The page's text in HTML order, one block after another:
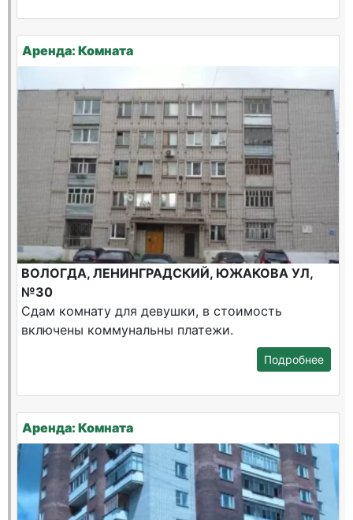
Аренда: Комната
ВОЛОГДА, ЛЕНИНГРАДСКИЙ, ЮЖАКОВА УЛ,
№30
Сдам комнату для девушки, в стоимость
включены коммунальны платежи.
Подробнее
Аренда: Комната